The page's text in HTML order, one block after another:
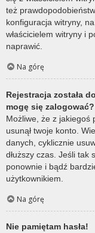
też
konfiguracja witryny,
właścicielem witryny i
naprawić.
Na górę
Rejestracja została
mogę się
Możliwe, że z jakiegoś
usunął twoje konto.
danych, cyklicznie
dłuższy czas. Jeśli tak
ponownie i bądź
użytkownikiem.
Na górę
Nie pamiętam hasła!